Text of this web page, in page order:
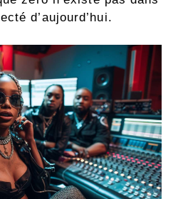
d’aujourd’hui.